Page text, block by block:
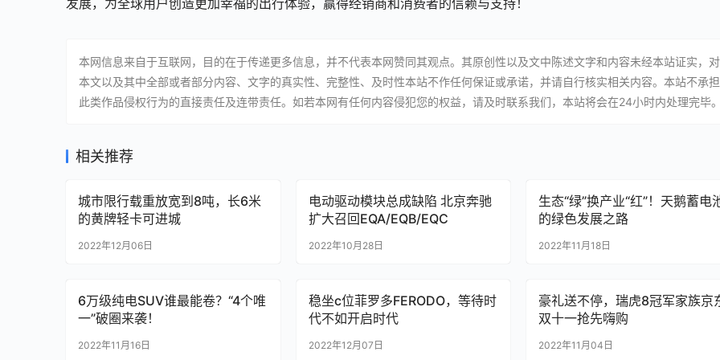
发展，为全球用户创造更加幸福的出行体验，赢得经销商和消费者的信赖与支持！
本网信息来自于互联网，目的在于传递更多信息，并不代表本网赞同其观点。其原创性以及文中陈述文字和内容未经本站证实，对
本文以及其中全部或者部分内容、文字的真实性、完整性、及时性本站不作任何保证或承诺，并请自行核实相关内容。本站不承担
此类作品侵权行为的直接责任及连带责任。如若本网有任何内容侵犯您的权益，请及时联系我们，本站将会在24小时内处理完毕。
相关推荐
城市限行载重放宽到8吨，长6米
的黄牌轻卡可进城
2022年12月06日
电动驱动模块总成缺陷 北京奔驰
扩大召回EQA/EQB/EQC
2022年10月28日
生态“绿”换产业“红”！天鹅蓄电
的绿色发展之路
2022年11月18日
6万级纯电SUV谁最能卷？“4个唯
一”破圈来袭！
2022年11月16日
稳坐c位菲罗多FERODO，等待时
代不如开启时代
2022年12月07日
豪礼送不停，瑞虎8冠军家族京
双十一抢先嗨购
2022年11月04日